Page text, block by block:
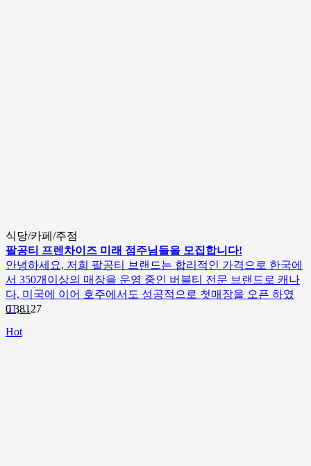
식당/카페/주점
팔공티 프렌차이즈 미래 점주님들을 모집합니다!
안녕하세요, 저희 팔공티 브랜드는 합리적인 가격으로 한국에
서 350개이상의 매장을 운영 중인 버블티 전문 브랜드로 캐나
다, 미국에 이어 호주에서도 성공적으로 첫매장을 오픈 하였
고,…
038127
Hot